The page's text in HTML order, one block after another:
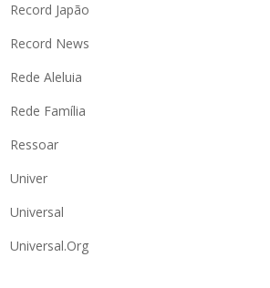
Record Japão
Record News
Rede Aleluia
Rede Família
Ressoar
Univer
Universal
Universal.Org